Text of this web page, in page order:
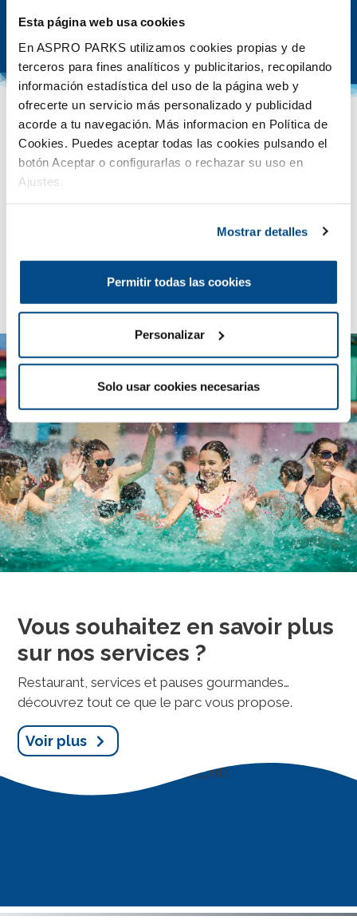
Esta página web usa cookies
En ASPRO PARKS utilizamos cookies propias y de
terceros para fines analíticos y publicitarios, recopilando
información estadística del uso de la página web y
ofrecerte un servicio más personalizado y publicidad
acorde a tu navegación. Más informacion en Política de
Cookies. Puedes aceptar todas las cookies pulsando el
botón Aceptar o configurarlas o rechazar su uso en
Ajustes.
Mostrar detalles
Permitir todas las cookies
Personalizar
Solo usar cookies necesarias
Parc Ouvert de Juin à
Septembre
Selon le calendrier d’ouverture !
Découvrez dès maintenant notre calendrier estival
et préparez votre été avec nous 👉Juste ici
Vous souhaitez en savoir plus
sur nos services ?
Restaurant, services et pauses gourmandes…
découvrez tout ce que le parc vous propose.
Voir plus